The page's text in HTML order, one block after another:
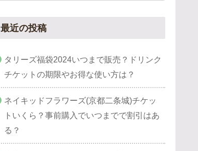
最近の投稿
タリーズ福袋2024いつまで販売？ドリンク
チケットの期限やお得な使い方は？
ネイキッドフラワーズ(京都二条城)チケッ
トいくら？事前購入でいつまでで割引はあ
る？